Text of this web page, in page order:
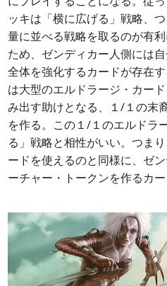
ッキは「横に広げる」戦略、
量に並べる戦略を取るのが有
ため、ゼンディカー人側には
全体を強化するカードが存在
は大型のエルドラージ・カー
み出す助けとなる、１/１の末
を作る。この１/１のエルドラ
る」戦略と相性がいい。つま
ードを使えるのと同様に、ゼ
ーチャー・トークンを作るカ